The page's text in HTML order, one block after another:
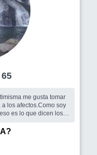
65
me gusta tomar
los afectos.Como soy
es lo que dicen los
honesto y sobre